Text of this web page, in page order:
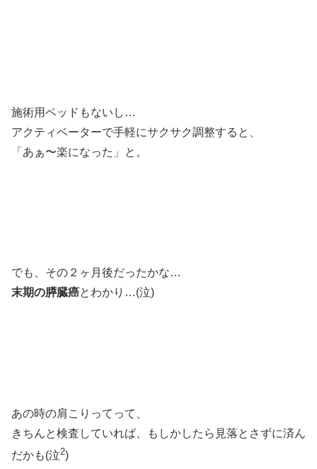
施術用ベッドもないし…
アクティベーターで手軽にサクサク調整すると、
「あぁ〜楽になった」と。
でも、その２ヶ月後だったかな…
末期の膵臓癌とわかり…(泣)
あの時の肩こりってって、
きちんと検査していれば、もしかしたら見落とさずに済ん
だかも(泣2)